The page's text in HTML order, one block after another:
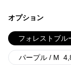
オプション
フォレストブル
パープル / M